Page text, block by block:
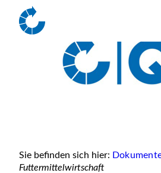
Sie befinden sich hier:
Futtermittelwirtschaft